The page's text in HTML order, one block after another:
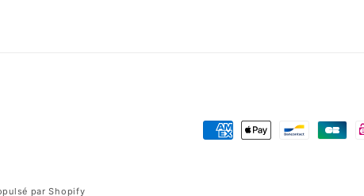
Moyens
par Shopify